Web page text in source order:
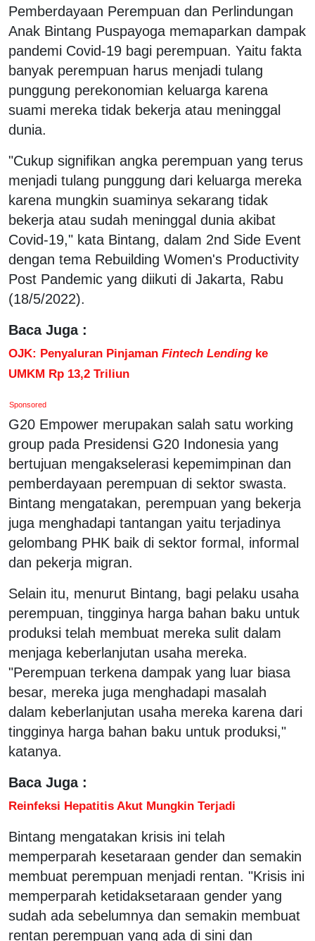
Pemberdayaan Perempuan dan Perlindungan
Anak Bintang Puspayoga memaparkan dampak
pandemi Covid-19 bagi perempuan. Yaitu fakta
banyak perempuan harus menjadi tulang
punggung perekonomian keluarga karena
suami mereka tidak bekerja atau meninggal
dunia.
"Cukup signifikan angka perempuan yang terus
menjadi tulang punggung dari keluarga mereka
karena mungkin suaminya sekarang tidak
bekerja atau sudah meninggal dunia akibat
Covid-19," kata Bintang, dalam 2nd Side Event
dengan tema Rebuilding Women's Productivity
Post Pandemic yang diikuti di Jakarta, Rabu
(18/5/2022).
Baca Juga :
OJK: Penyaluran Pinjaman Fintech Lending ke
UMKM Rp 13,2 Triliun
Sponsored
G20 Empower merupakan salah satu working
group pada Presidensi G20 Indonesia yang
bertujuan mengakselerasi kepemimpinan dan
pemberdayaan perempuan di sektor swasta.
Bintang mengatakan, perempuan yang bekerja
juga menghadapi tantangan yaitu terjadinya
gelombang PHK baik di sektor formal, informal
dan pekerja migran.
Selain itu, menurut Bintang, bagi pelaku usaha
perempuan, tingginya harga bahan baku untuk
produksi telah membuat mereka sulit dalam
menjaga keberlanjutan usaha mereka.
"Perempuan terkena dampak yang luar biasa
besar, mereka juga menghadapi masalah
dalam keberlanjutan usaha mereka karena dari
tingginya harga bahan baku untuk produksi,"
katanya.
Baca Juga :
Reinfeksi Hepatitis Akut Mungkin Terjadi
Bintang mengatakan krisis ini telah
memperparah kesetaraan gender dan semakin
membuat perempuan menjadi rentan. "Krisis ini
memperparah ketidaksetaraan gender yang
sudah ada sebelumnya dan semakin membuat
rentan perempuan yang ada di sini dan